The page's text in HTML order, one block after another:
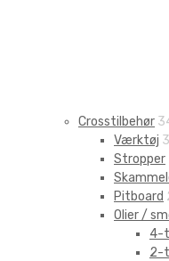
Crosstilbehør
Værktøj
Stropper
Pitboard
Olier /
4-
2-